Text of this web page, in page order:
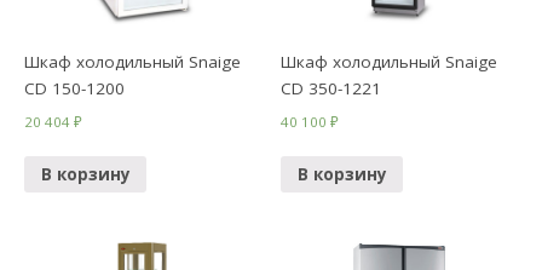
Шкаф холодильный Snaige
CD 150-1200
20 404₽
В корзину
Шкаф холодильный Snaige
CD 350-1221
40 100₽
В корзину